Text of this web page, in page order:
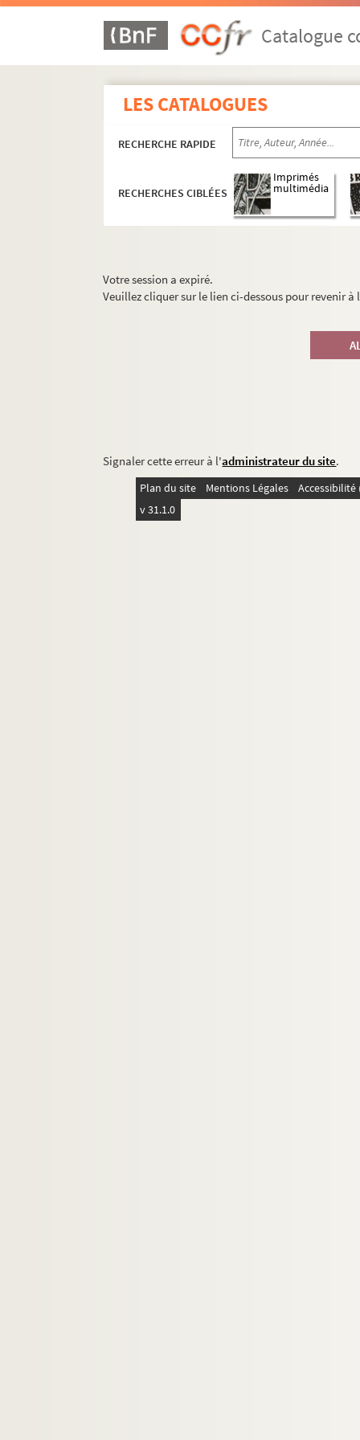
Catalogue
LES CATALOGUES
RECHERCHE RAPIDE
RECHERCHES CIBLÉES
Imprimés
multimédia
Votre session a expiré.
Veuillez cliquer sur le lien ci-dessous pour revenir
Signaler cette erreur à l'administrateur du site.
Plan du site Mentions Légales
v 31.1.0